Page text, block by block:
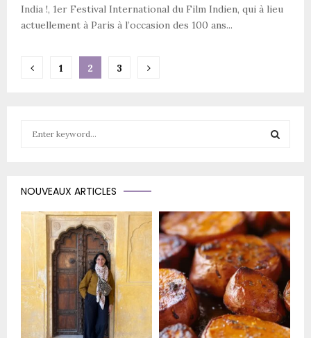
India !, 1er Festival International du Film Indien, qui à lieu
actuellement à Paris à l’occasion des 100 ans...
Pagination
1 2 3
c
f
o
A
R
C
H
NOUVEAUX ARTICLES